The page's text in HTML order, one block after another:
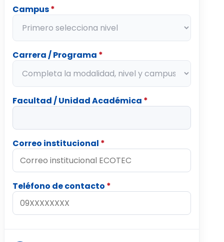
Campus*
Carrera / Programa *
Facultad / Unidad Académica *
Correo institucional *
Teléfono de contacto *